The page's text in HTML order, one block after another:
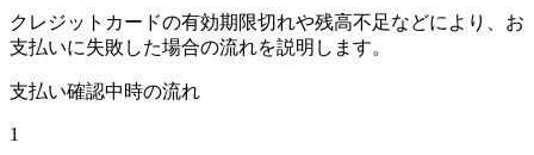
クレジットカードの有効期限切れや残高不足などにより、お
支払いに失敗した場合の流れを説明します。
支払い確認中時の流れ
1